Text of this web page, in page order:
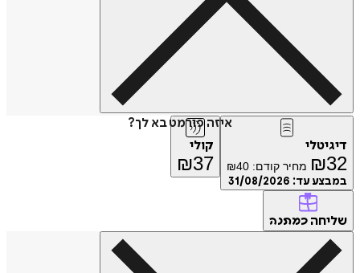
איזה פורמט בא לך?
דיגיטלי
₪32 מחיר קודם: ₪40
במבצע עד: 31/08/2026
קולי
₪37
שליחה כמתנה